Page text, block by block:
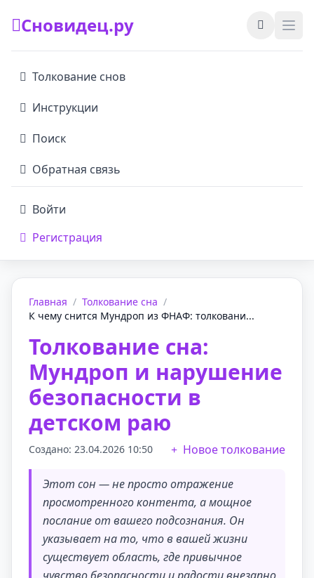
Сновидец.ру
Толкование снов
Инструкции
Поиск
Обратная связь
Войти
Регистрация
Главная / Толкование сна /
К чему снится Мундроп из ФНАФ: толковани...
Толкование сна:
Мундроп и нарушение
безопасности в
детском раю
Создано: 23.04.2026 10:50 Новое толкование
Этот сон — не просто отражение
просмотренного контента, а мощное
послание от вашего подсознания. Он
указывает на то, что в вашей жизни
существует область, где привычное